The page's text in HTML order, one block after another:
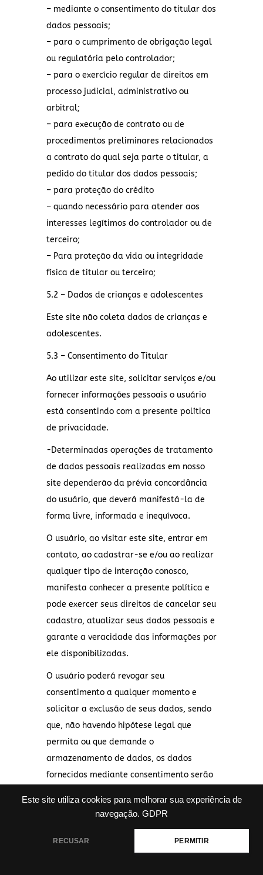
Este site utiliza cookies para melhorar sua experiência de
navegação. GDPR
RECUSAR PERMITIR
– mediante o consentimento do titular dos
dados pessoais;
– para o cumprimento de obrigação legal
ou regulatória pelo controlador;
– para o exercício regular de direitos em
processo judicial, administrativo ou
arbitral;
– para execução de contrato ou de
procedimentos preliminares relacionados
a contrato do qual seja parte o titular, a
pedido do titular dos dados pessoais;
– para proteção do crédito
– quando necessário para atender aos
interesses legítimos do controlador ou de
terceiro;
– Para proteção da vida ou integridade
física de titular ou terceiro;
5.2 – Dados de crianças e adolescentes
Este site não coleta dados de crianças e
adolescentes.
5.3 – Consentimento do Titular
Ao utilizar este site, solicitar serviços e/ou
fornecer informações pessoais o usuário
está consentindo com a presente política
de privacidade.
-Determinadas operações de tratamento
de dados pessoais realizadas em nosso
site dependerão da prévia concordância
do usuário, que deverá manifestá-la de
forma livre, informada e inequívoca.
O usuário, ao visitar este site, entrar em
contato, ao cadastrar-se e/ou ao realizar
qualquer tipo de interação conosco,
manifesta conhecer a presente política e
pode exercer seus direitos de cancelar seu
cadastro, atualizar seus dados pessoais e
garante a veracidade das informações por
ele disponibilizadas.
O usuário poderá revogar seu
consentimento a qualquer momento e
solicitar a exclusão de seus dados, sendo
que, não havendo hipótese legal que
permita ou que demande o
armazenamento de dados, os dados
fornecidos mediante consentimento serão
5.4 – Cumprimento de obrigação legal ou
regulatória pelo controlador
Algumas operações de tratamento de